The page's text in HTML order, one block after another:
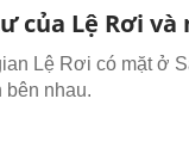
của Lệ Rơi và
Lệ Rơi có mặt ở
bên nhau.